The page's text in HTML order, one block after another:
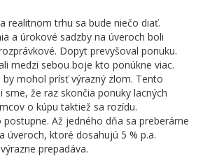
realitnom trhu sa bude niečo diať.
a úrokové sadzby na úveroch boli
Dopyt prevyšoval ponuku.
medzi sebou boje kto ponúkne viac.
mohol prísť výrazný zlom. Tento
sme, že raz skončia ponuky lacných
o kúpu taktiež sa rozídu.
Až jedného dňa sa preberáme
úveroch, ktoré dosahujú 5 % p.a.
prepadáva.